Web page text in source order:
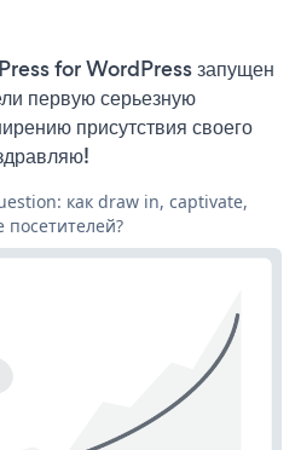
for WordPress запущен
первую серьезную
присутствия своего
как draw in, captivate,